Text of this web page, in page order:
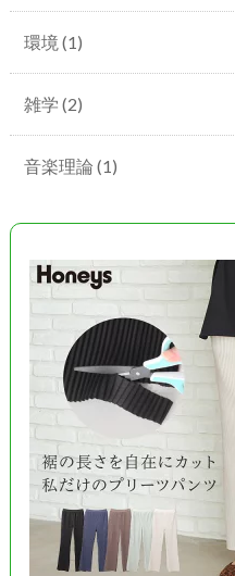
環境 (1)
雑学 (2)
音楽理論 (1)